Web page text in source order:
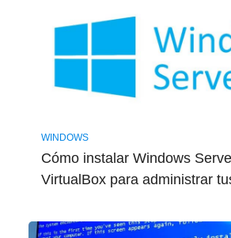
WINDOWS
Cómo instalar Windows
VirtualBox para administrar